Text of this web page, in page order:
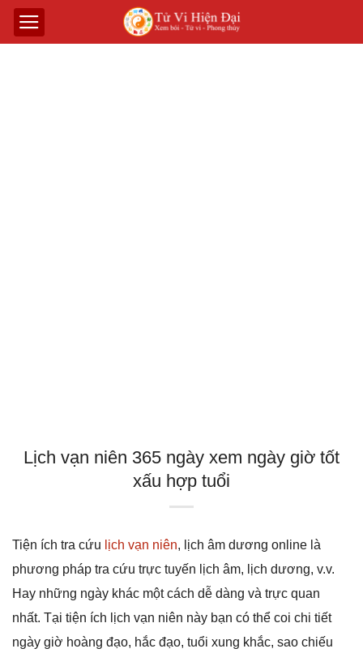
Lịch vạn niên 365 ngày xem ngày giờ tốt
xấu hợp tuổi
Tiện ích tra cứu lịch vạn niên, lịch âm dương online là
phương pháp tra cứu trực tuyến lịch âm, lịch dương, v.v.
Hay những ngày khác một cách dễ dàng và trực quan
nhất. Tại tiện ích lịch vạn niên này bạn có thể coi chi tiết
ngày giờ hoàng đạo, hắc đạo, tuổi xung khắc, sao chiếu